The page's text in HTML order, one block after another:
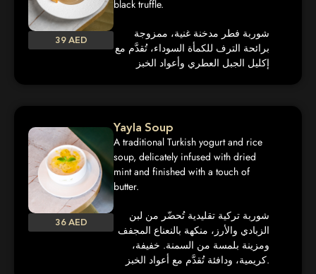
39 AED
black truffle.
شوربة فطر مدخنة غنية، ممزوجة
برائحة الترف للكمأة السوداء، تُقدَّم مع
إكليل الجبل العطري وأعواد الخبز
36 AED
Yayla Soup
A traditional Turkish yogurt and rice
soup, delicately infused with dried
mint and finished with a touch of
butter.
شوربة تركية تقليدية تُحضّر من لبن
الزبادي والأرز، منكهة بالنعناع المجفف
ومزينة بلمسة من السمنة. خفيفة،
كريمية، ودافئة تُقدَّم مع أعواد الخبز.